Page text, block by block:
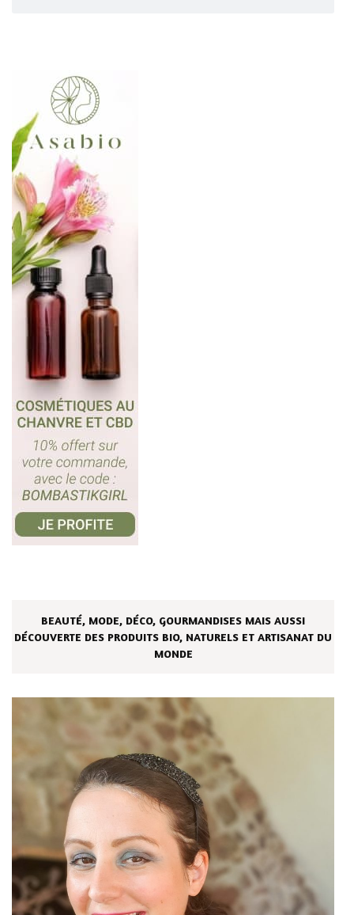
BEAUTÉ, MODE, DÉCO, GOURMANDISES MAIS AUSSI
DÉCOUVERTE DES PRODUITS BIO, NATURELS ET ARTISANAT DU
MONDE